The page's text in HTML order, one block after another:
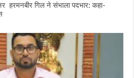
गिल ने संभाला पदभार: कहा-